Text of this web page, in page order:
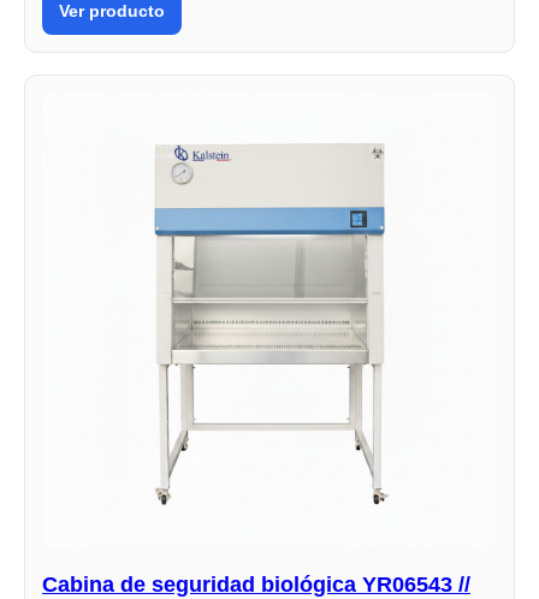
Ver producto
Cabina de seguridad biológica YR06543 //